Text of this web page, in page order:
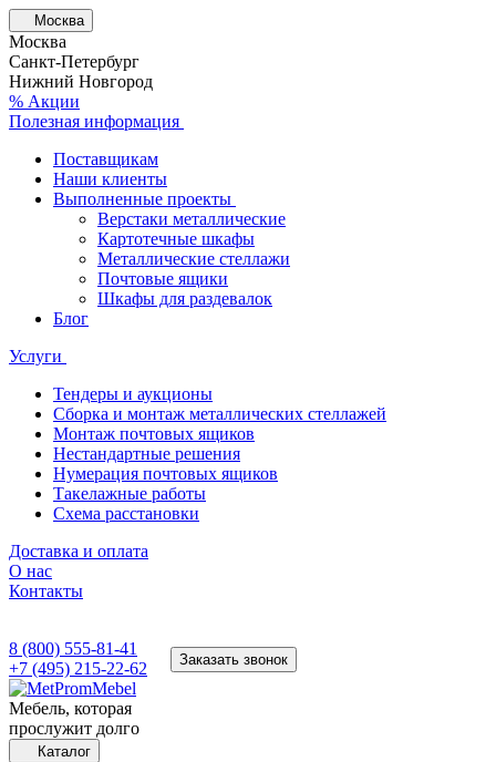
Москва
Москва
Санкт-Петербург
Нижний Новгород
% Акции
Полезная информация
Поставщикам
Наши клиенты
Выполненные проекты
Верстаки металлические
Картотечные шкафы
Металлические стеллажи
Почтовые ящики
Шкафы для раздевалок
Блог
Услуги
Тендеры и аукционы
Сборка и монтаж металлических стеллажей
Монтаж почтовых ящиков
Нестандартные решения
Нумерация почтовых ящиков
Такелажные работы
Схема расстановки
Доставка и оплата
О нас
Контакты
8 (800) 555-81-41
+7 (495) 215-22-62
Заказать звонок
Мебель, которая
прослужит долго
Каталог